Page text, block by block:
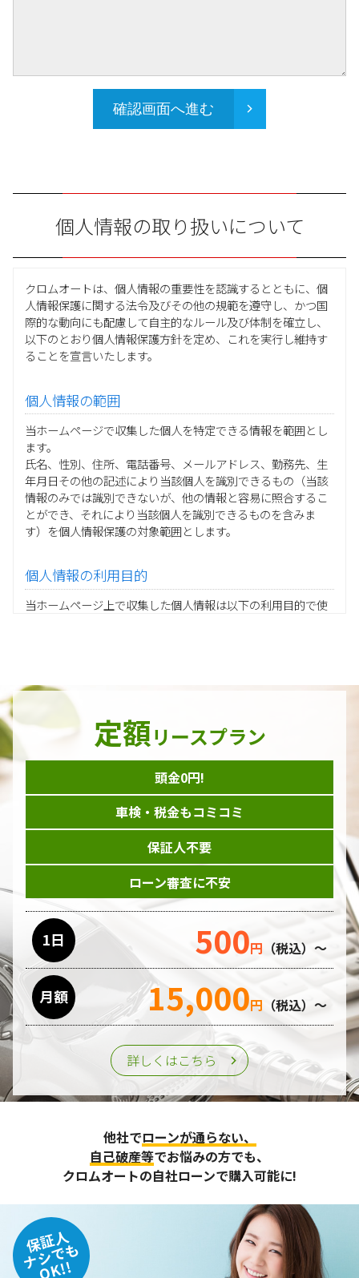
確認画面へ進む
個人情報の取り扱いについて
クロムオートは、個人情報の重要性を認識するとともに、個
人情報保護に関する法令及びその他の規範を遵守し、かつ国
際的な動向にも配慮して自主的なルール及び体制を確立し、
以下のとおり個人情報保護方針を定め、これを実行し維持す
ることを宣言いたします。
個人情報の範囲
当ホームページで収集した個人を特定できる情報を範囲とし
ます。
氏名、性別、住所、電話番号、メールアドレス、勤務先、生
年月日その他の記述により当該個人を識別できるもの（当該
情報のみでは識別できないが、他の情報と容易に照合するこ
とができ、それにより当該個人を識別できるものを含みま
す）を個人情報保護の対象範囲とします。
個人情報の利用目的
当ホームページ上で収集した個人情報は以下の利用目的で使
当グループの業務に従事する協力会社様担当者の識別
当グループ内で共同利用する人事関連システムの運用
ダイレクトメール等を利用したアンケート・キャンペーン
などの意見・情報の調査
当ホームページはサービスに関するお問い合わせやご質問、
資料のご請求や各サービス等のお申し込みなど、当ホームペ
ージのサービス提供過程で、氏名、連絡先、勤務先等の個人
情報を書面、電子媒体、ウェブ等を介して収集致します。
委託先の管理･監督
利用目的の遂行のために業務を委託する場合、個人情報の取
り扱いに関する委託先の適正な管理・監督をおこないます。
第三者への提供
個人情報は、ご本人の同意を得た場合または法令の定めがあ
る場合を除き、第三者に提供することはいたしません。
失、破壊、改ざん及び漏えいなどに対する予防ならびに是正
に努め、合理的な安全対策を講じます。
また、個人情報保護に関する法令およびその他の規範を遵守
するとともに、この方針に基づく個人情報保護規程や体制を
定め、その内容を継続的に見直し、改善に努めます。
個人情報の訂正･削除・開示
定額リースプラン
頭金0円!
車検・税金もコミコミ
保証人不要
ローン審査に不安
1日 500円 （税込）～
月額 15,000円 （税込）～
詳しくはこちら
他社でローンが通らない、
自己破産等でお悩みの方でも、
クロムオートの自社ローンで購入可能に!
保証人
ナシでも
OK!!